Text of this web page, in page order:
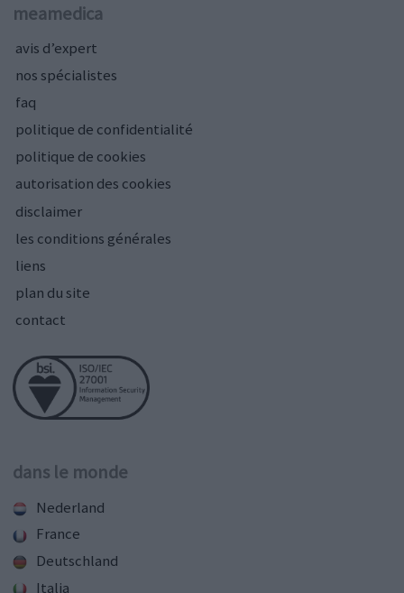
meamedica
avis d’expert
nos spécialistes
faq
politique de confidentialité
politique de cookies
autorisation des cookies
disclaimer
les conditions générales
liens
plan du site
contact
dans le monde
Nederland
France
Deutschland
Italia